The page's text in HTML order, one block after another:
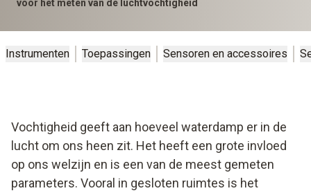
voor het meten van de luchtvochtigheid
Instrumenten Toepassingen Sensoren en accessoires
Vochtigheid geeft aan hoeveel waterdamp er in de
lucht om ons heen zit. Het heeft een grote invloed
op ons welzijn en is een van de meest gemeten
parameters. Vooral in gesloten ruimtes is het